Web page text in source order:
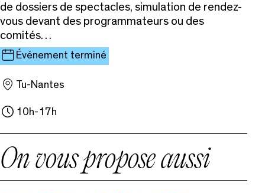
de dossiers de spectacles, simulation de rendez-
vous devant des programmateurs ou des
comités…
Événement terminé
Tu-Nantes
10h-17h
On vous propose aussi